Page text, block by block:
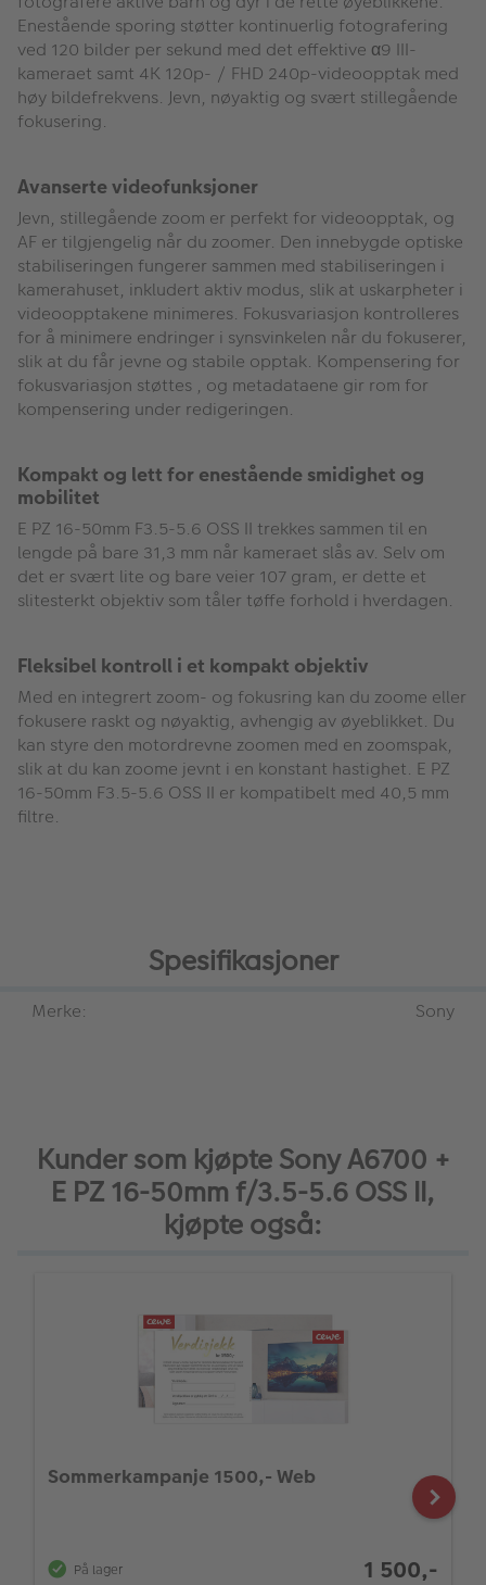
Enestående sporing støtter kontinuerlig fotografering
ved 120 bilder per sekund med det effektive α9 III-
kameraet samt 4K 120p- / FHD 240p-videoopptak med
høy bildefrekvens. Jevn, nøyaktig og svært stillegående
fokusering.
Avanserte videofunksjoner
Jevn, stillegående zoom er perfekt for videoopptak, og
AF er tilgjengelig når du zoomer. Den innebygde optiske
stabiliseringen fungerer sammen med stabiliseringen i
kamerahuset, inkludert aktiv modus, slik at uskarpheter i
videoopptakene minimeres. Fokusvariasjon kontrolleres
for å minimere endringer i synsvinkelen når du fokuserer,
slik at du får jevne og stabile opptak. Kompensering for
fokusvariasjon støttes , og metadataene gir rom for
kompensering under redigeringen.
Kompakt og lett for enestående smidighet og
mobilitet
E PZ 16-50mm F3.5-5.6 OSS II trekkes sammen til en
lengde på bare 31,3 mm når kameraet slås av. Selv om
det er svært lite og bare veier 107 gram, er dette et
slitesterkt objektiv som tåler tøffe forhold i hverdagen.
Fleksibel kontroll i et kompakt objektiv
Med en integrert zoom- og fokusring kan du zoome eller
fokusere raskt og nøyaktig, avhengig av øyeblikket. Du
kan styre den motordrevne zoomen med en zoomspak,
slik at du kan zoome jevnt i en konstant hastighet. E PZ
16-50mm F3.5-5.6 OSS II er kompatibelt med 40,5 mm
filtre.
Spesifikasjoner
Merke: Sony
Kunder som kjøpte Sony A6700 +
E PZ 16-50mm f/3.5-5.6 OSS II,
kjøpte også:
Sommerkampanje 1500,- Web
På lager 1 500,-